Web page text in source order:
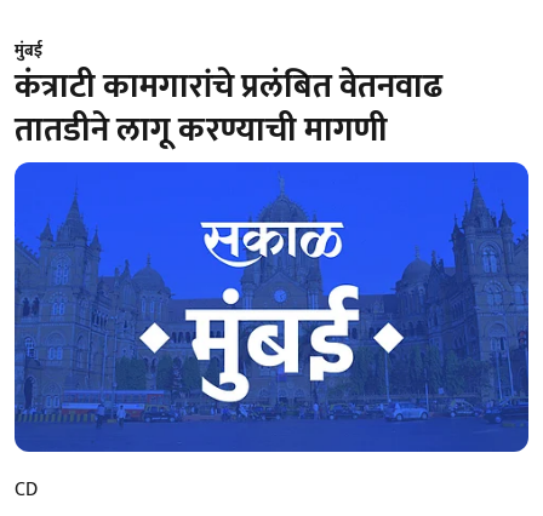
मुंबई
कंत्राटी कामगारांचे प्रलंबित वेतनवाढ
तातडीने लागू करण्याची मागणी
CD